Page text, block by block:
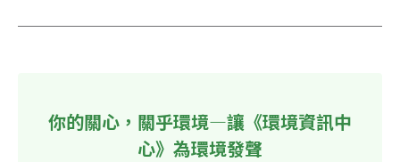
你的關心，關乎環境—讓《環境資訊中
心》為環境發聲